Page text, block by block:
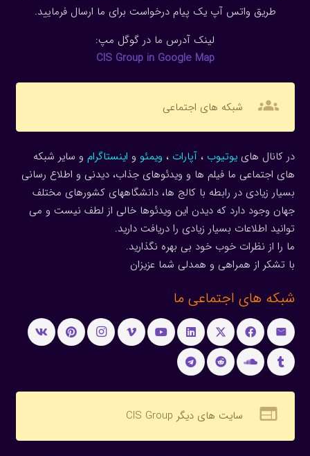
طریق واتس آپ یک پیام درخواست برای ما ارسال فرمایید.
لینک آدرس ما در گوگل مپ:
CIS Group in Google Map
groups شبکه های اجتماعی
در کانال هاییوتیوب ، آپارات ، ویمئو و اینستاگرام و سایر شبکه
های اجتماعی ما فیلم ها و ویدئوهای جذاب، دیدنی و اطلاع رسانی
بسیار زیادی در رابطه با کالج ها، دانشگاههای کشورهای مختلف
جهان وجود دارد که دیدن این ویدئوها خالی از لطف نیست و می
توانید اطلاعات بسیار زیادی را دریافت دارید.
ما را از نظرات خوب خود بی بهره نگذارید.
با تشکر از همراهی و همدلی شما عزیزان
شبکه های اجتماعی ما
web سایت های دیگر CIS Group